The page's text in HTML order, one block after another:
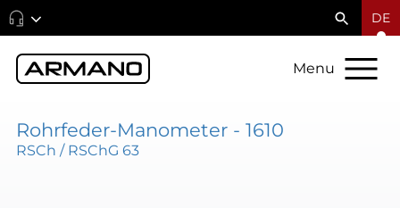
DE
Menu
Rohrfeder-Manometer - 1610
RSCh / RSChG 63